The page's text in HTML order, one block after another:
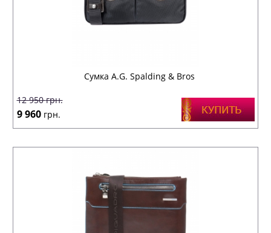
Сумка A.G. Spalding & Bros
12 950грн.
9 960 грн.